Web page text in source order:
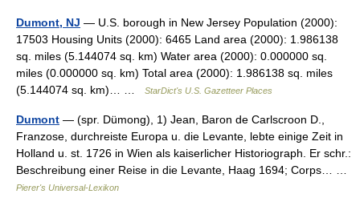
Dumont, NJ — U.S. borough in New Jersey Population (2000):
17503 Housing Units (2000): 6465 Land area (2000): 1.986138
sq. miles (5.144074 sq. km) Water area (2000): 0.000000 sq.
miles (0.000000 sq. km) Total area (2000): 1.986138 sq. miles
(5.144074 sq. km)… …
StarDict's U.S. Gazetteer Places
Dumont — (spr. Dümong), 1) Jean, Baron de Carlscroon D.,
Franzose, durchreiste Europa u. die Levante, lebte einige Zeit in
Holland u. st. 1726 in Wien als kaiserlicher Historiograph. Er schr.:
Beschreibung einer Reise in die Levante, Haag 1694; Corps… …
Pierer's Universal-Lexikon